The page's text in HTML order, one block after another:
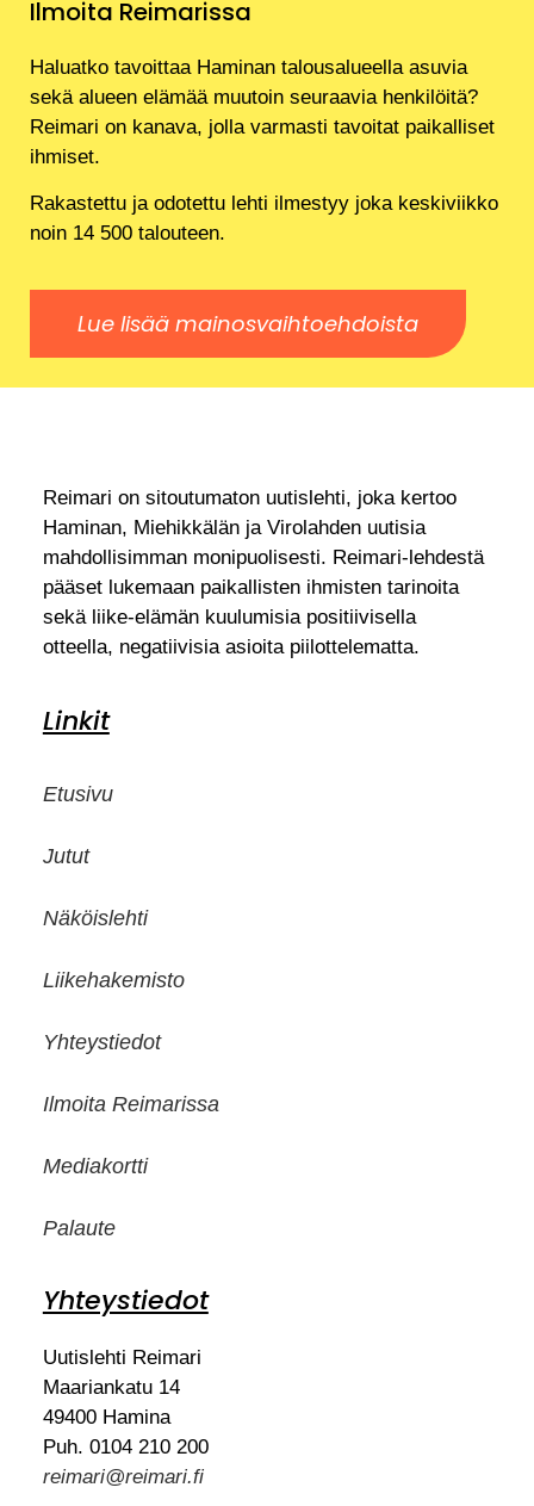
Ilmoita Reimarissa
Haluatko tavoittaa Haminan talousalueella asuvia
sekä alueen elämää muutoin seuraavia henkilöitä?
Reimari on kanava, jolla varmasti tavoitat paikalliset
ihmiset.
Rakastettu ja odotettu lehti ilmestyy joka keskiviikko
noin 14 500 talouteen.
Lue lisää mainosvaihtoehdoista
Reimari on sitoutumaton uutislehti, joka kertoo
Haminan, Miehikkälän ja Virolahden uutisia
mahdollisimman monipuolisesti. Reimari-lehdestä
pääset lukemaan paikallisten ihmisten tarinoita
sekä liike-elämän kuulumisia positiivisella
otteella, negatiivisia asioita piilottelematta.
Linkit
Etusivu
Jutut
Näköislehti
Liikehakemisto
Yhteystiedot
Ilmoita Reimarissa
Mediakortti
Palaute
Yhteystiedot
Uutislehti Reimari
Maariankatu 14
49400 Hamina
Puh. 0104 210 200
reimari@reimari.fi